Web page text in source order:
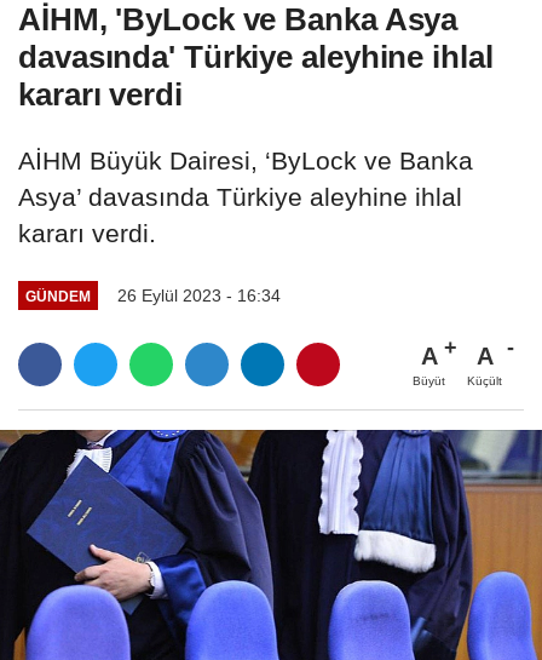
AİHM, 'ByLock ve Banka Asya
davasında' Türkiye aleyhine ihlal
kararı verdi
AİHM Büyük Dairesi, ‘ByLock ve Banka
Asya’ davasında Türkiye aleyhine ihlal
kararı verdi.
GÜNDEM 26 Eylül 2023 - 16:34
A
Büyüt
A
Küçült